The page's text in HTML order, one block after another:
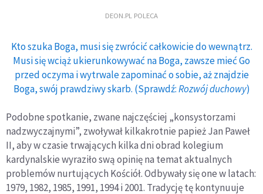
DEON.PL POLECA
Kto szuka Boga, musi się zwrócić całkowicie do wewnątrz.
Musi się wciąż ukierunkowywać na Boga, zawsze mieć Go
przed oczyma i wytrwale zapominać o sobie, aż znajdzie
Boga, swój prawdziwy skarb. (Sprawdź:Rozwój duchowy)
Podobne spotkanie, zwane najczęściej „konsystorzami
nadzwyczajnymi”, zwoływał kilkakrotnie papież Jan Paweł
II, aby w czasie trwających kilka dni obrad kolegium
kardynalskie wyraziło swą opinię na temat aktualnych
problemów nurtujących Kościół. Odbywały się one w latach:
1979, 1982, 1985, 1991, 1994 i 2001. Tradycję tę kontynuuje